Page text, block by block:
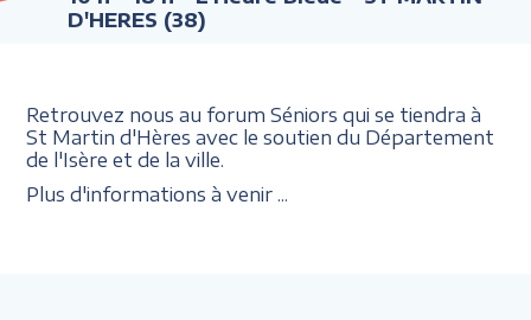
D'HERES (38)
Retrouvez nous au forum Séniors qui se tiendra à
St Martin d'Hères avec le soutien du Département
de l'Isère et de la ville.
Plus d'informations à venir ...